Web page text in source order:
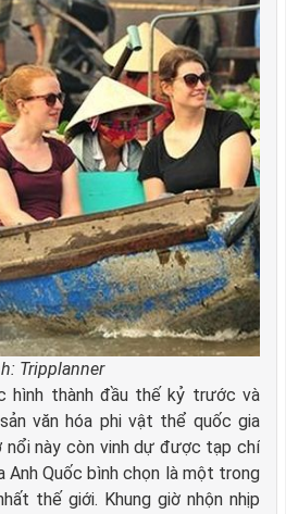
Tripplanner
hình thành đầu thế kỷ trước và
văn hóa phi vật thể quốc gia
nổi này còn vinh dự được tạp chí
Anh Quốc bình chọn là một trong
thế giới. Khung giờ nhộn nhịp